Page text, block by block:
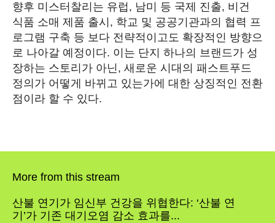
Climate
Energy
Food
Life
Interview
Article
향후 미스터찰리는 유럽, 남미 등 국제 진출, 비건
식품 소매 제품 출시, 학교 및 공공기관과의 협력 프
로그램 구축 등 보다 전략적이고도 확장적인 방향으
로 나아갈 예정이다. 이는 단지 하나의 브랜드가 성
장하는 스토리가 아닌, 새로운 시대의 패스트푸드
정의가 어떻게 바뀌고 있는가에 대한 상징적인 전환
점이라 할 수 있다.
More from this stream
산불 연기가 임신부 건강을 위협한다: ‘산불 연
기’가 기존 대기오염 감소 효과를...